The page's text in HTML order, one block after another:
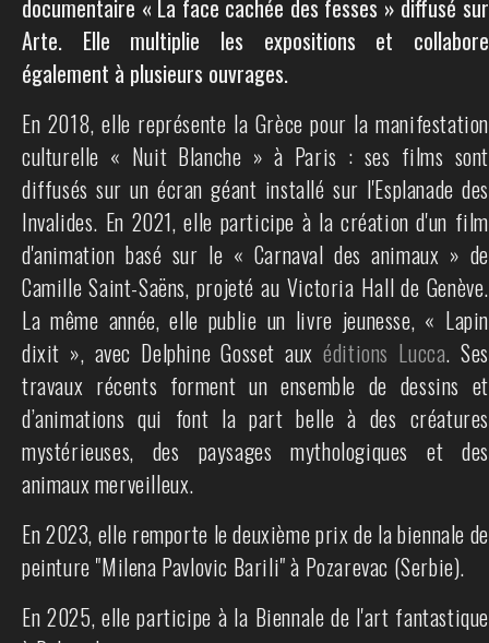
documentaire « La face cachée des fesses » diffusé sur
Arte. Elle multiplie les expositions et collabore
également à plusieurs ouvrages.
En 2018, elle représente la Grèce pour la manifestation
culturelle « Nuit Blanche » à Paris : ses films sont
diffusés sur un écran géant installé sur l'Esplanade des
Invalides. En 2021, elle participe à la création d'un film
d'animation basé sur le « Carnaval des animaux » de
Camille Saint-Saëns, projeté au Victoria Hall de Genève.
La même année, elle publie un livre jeunesse, « Lapin
dixit », avec Delphine Gosset auxéditions Lucca. Ses
travaux récents forment un ensemble de dessins et
d’animations qui font la part belle à des créatures
mystérieuses, des paysages mythologiques et des
animaux merveilleux.
En 2023, elle remporte le deuxième prix de la biennale de
peinture "Milena Pavlovic Barili" à Pozarevac (Serbie).
En 2025, elle participe à la Biennale de l'art fantastique